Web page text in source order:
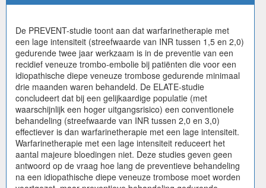
De PREVENT-studie toont aan dat warfarinetherapie met
een lage intensiteit (streefwaarde van INR tussen 1,5 en 2,0)
gedurende twee jaar werkzaam is in de preventie van een
recidief veneuze trombo-embolie bij patiënten die voor een
idiopathische diepe veneuze trombose gedurende minimaal
drie maanden waren behandeld. De ELATE-studie
concludeert dat bij een gelijkaardige populatie (met
waarschijnlijk een hoger uitgangsrisico) een conventionele
behandeling (streefwaarde van INR tussen 2,0 en 3,0)
effectiever is dan warfarinetherapie met een lage intensiteit.
Warfarinetherapie met een lage intensiteit reduceert het
aantal majeure bloedingen niet. Deze studies geven geen
antwoord op de vraag hoe lang de preventieve behandeling
na een idiopathische diepe veneuze trombose moet worden